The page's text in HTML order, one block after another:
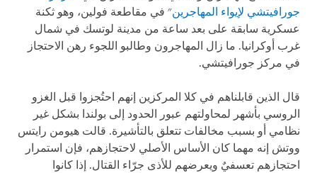
جورافيتشي لإيواء المهاجرين" في مقاطعة فولين، وهو ثكنة
عسكرية سابقة على بعد ساعة من مدينة لوتسك في شمال
غرب أوكرانيا. ما زال المهاجرون وطالبو اللجوء رهن الاحتجاز
في مركز جورافيتشي.
قال الذين قابلناهم في كلا المركزين إنهم احتُجزوا قبل الغزو
الروسي بأشهر لمحاولتهم عبور الحدود إلى بولندا بشكل غير
نظامي أو بسبب مخالفات تتعلق بالتأشيرة. قالت هيومن رايتس
ووتش إنه مهما كان الأساس الأصلي لاحتجازهم، فإن استمرار
احتجازهم تعسفيٌ ويعرضهم للأذى جرّاء القتال. إذا كانوا